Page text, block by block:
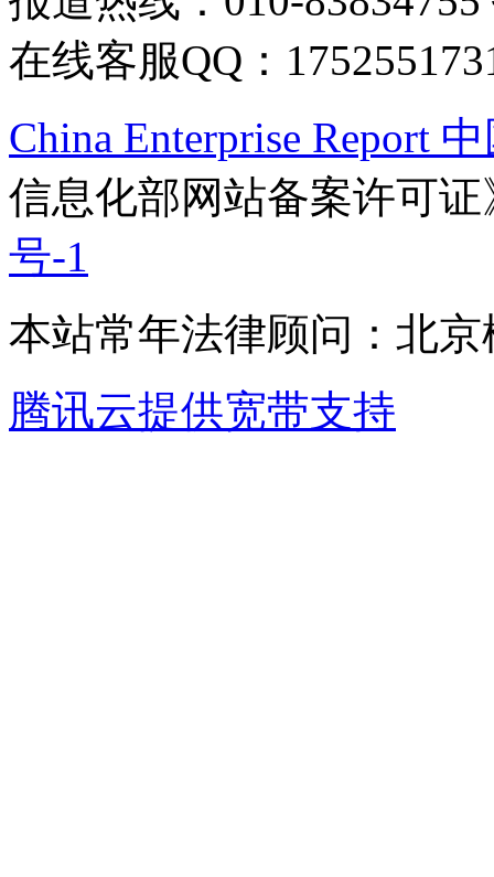
在线客服QQ：
China Enterprise Report
信息化部网站备案许可
号-1
本站常年法律顾问：北
腾讯云提供宽带支持